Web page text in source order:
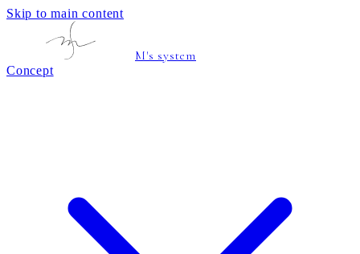
Skip to main content
M's system
Concept